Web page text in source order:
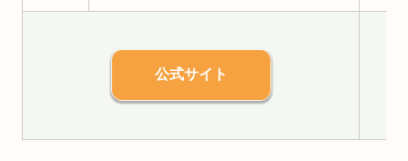
公式サイト